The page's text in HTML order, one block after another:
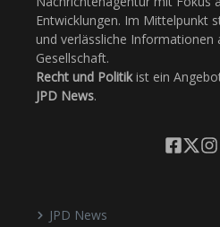
Entwicklungen. Im Mittelpunkt
und verlässliche Informationen
Gesellschaft.
Recht und Politikist ein
JPD News.
JPD News